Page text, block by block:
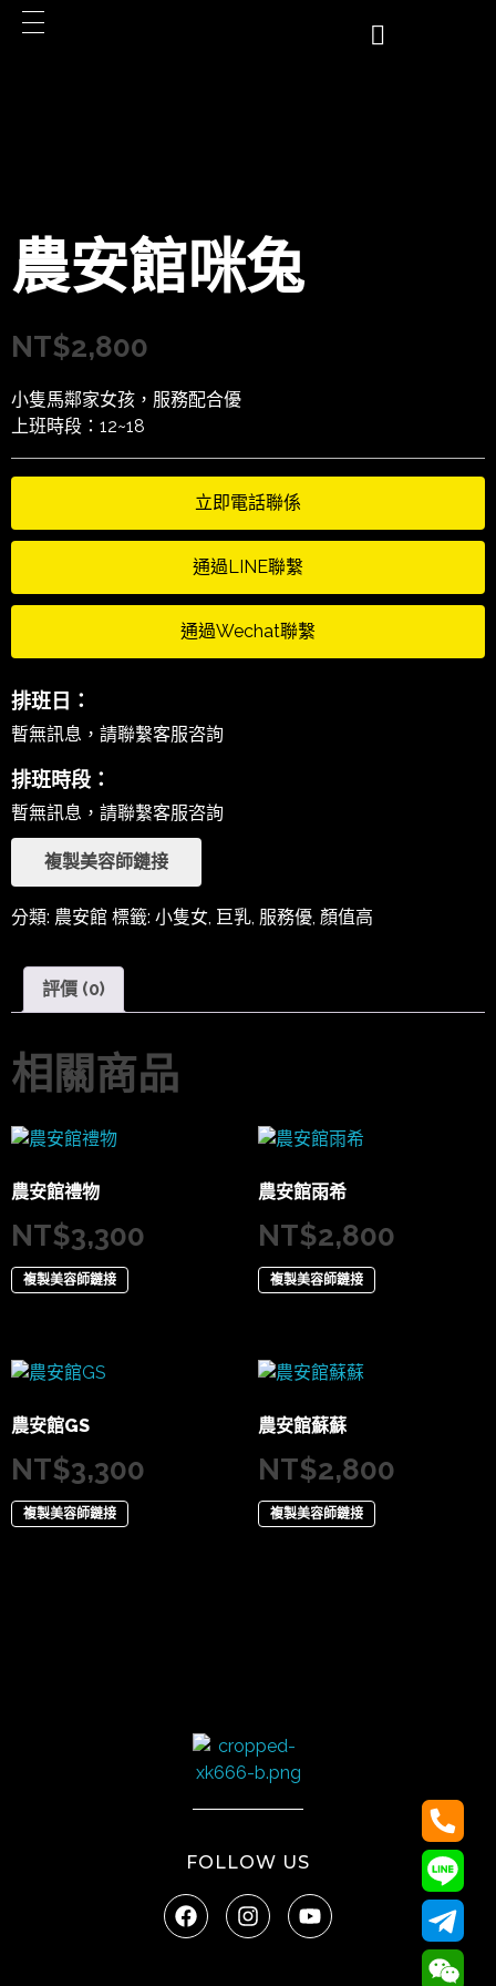
農安館咪兔
NT$2,800
小隻馬鄰家女孩，服務配合優
上班時段：12~18
立即電話聯係
通過LINE聯繫
通過Wechat聯繫
排班日：
暫無訊息，請聯繫客服咨詢
排班時段：
暫無訊息，請聯繫客服咨詢
複製美容師鏈接
分類: 農安館 標籤: 小隻女, 巨乳, 服務優, 顏值高
評價 (0)
相關商品
農安館禮物
NT$3,300
複製美容師鏈接
農安館雨希
NT$2,800
複製美容師鏈接
農安館GS
NT$3,300
複製美容師鏈接
農安館蘇蘇
NT$2,800
複製美容師鏈接
FOLLOW US